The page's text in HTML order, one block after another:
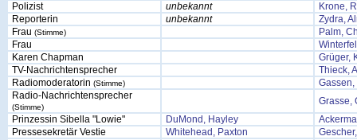
Polizist
unbekannt
Krone,
Reporterin
unbekannt
Zydra,
Frau (Stimme)
Palm,
Frau
Karen Chapman
Grüger,
TV-Nachrichtensprecher
Thieck,
Radiomoderatorin (Stimme)
Radio-Nachrichtensprecher
(Stimme)
Grasse,
Prinzessin Sibella "Lowie"
DuMond, Hayley
Pressesekretär Vestie
Whitehead, Paxton